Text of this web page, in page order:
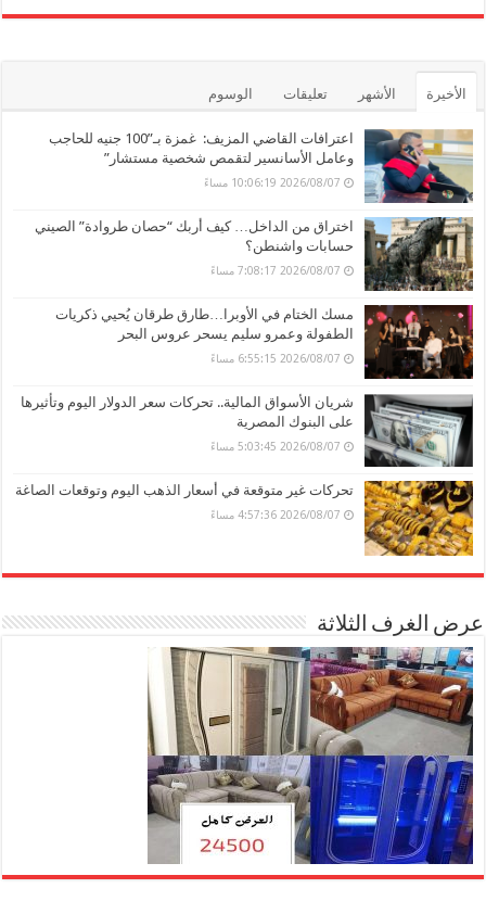
الأخيرة الأشهر تعليقات الوسوم
اعترافات القاضي المزيف: غمزة بـ”100 جنيه للحاجب
وعامل الأسانسير لتقمص شخصية مستشار”
2026/08/07 10:06:19 مساءً
اختراق من الداخل… كيف أربك “حصان طروادة” الصيني
حسابات واشنطن؟
2026/08/07 7:08:17 مساءً
مسك الختام في الأوبرا…طارق طرقان يُحيي ذكريات
الطفولة وعمرو سليم يسحر عروس البحر
2026/08/07 6:55:15 مساءً
شريان الأسواق المالية.. تحركات سعر الدولار اليوم وتأثيرها
على البنوك المصرية
2026/08/07 5:03:45 مساءً
تحركات غير متوقعة في أسعار الذهب اليوم وتوقعات الصاغة
2026/08/07 4:57:36 مساءً
عرض الغرف الثلاثة